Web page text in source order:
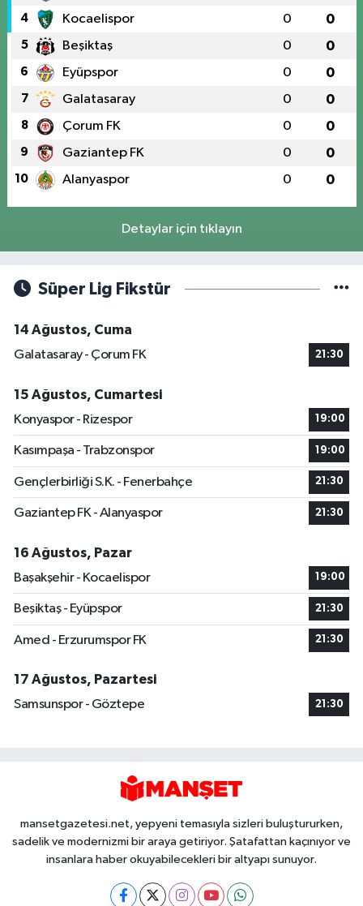
4 Kocaelispor 0 0
5 Beşiktaş 0 0
6 Eyüpspor 0 0
7 Galatasaray 0 0
8 Çorum FK 0 0
9 Gaziantep FK 0 0
10 Alanyaspor 0 0
Detaylar için tıklayın
Süper Lig Fikstür
14 Ağustos, Cuma
Galatasaray - Çorum FK
21:30
15 Ağustos, Cumartesi
Konyaspor - Rizespor
19:00
Kasımpaşa - Trabzonspor 19:00
Gençlerbirliği S.K. - Fenerbahçe 21:30
Gaziantep FK - Alanyaspor 21:30
16 Ağustos, Pazar
Başakşehir - Kocaelispor
19:00
Beşiktaş - Eyüpspor 21:30
Amed - Erzurumspor FK 21:30
17 Ağustos, Pazartesi
Samsunspor - Göztepe
21:30
mansetgazetesi.net, yepyeni temasıyla sizleri buluştururken,
sadelik ve modernizmi bir araya getiriyor. Şatafattan kaçınıyor ve
insanlara haber okuyabilecekleri bir altyapı sunuyor.